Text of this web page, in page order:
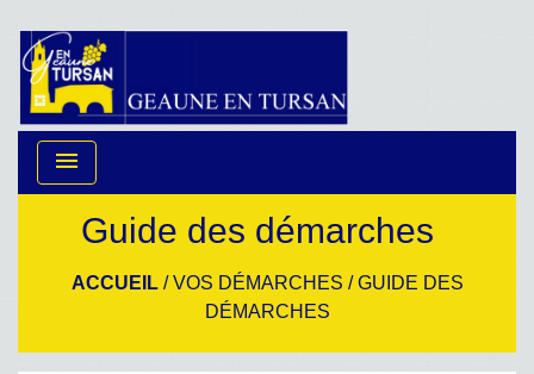
menu
Guide des démarches
ACCUEIL/VOS DÉMARCHES /GUIDE DES
DÉMARCHES